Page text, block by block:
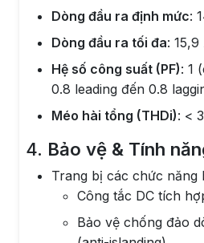
Dòng đầu ra định mức:
Dòng đầu ra tối đa: 15,9
Hệ số công suất (PF): 1
0.8 leading đến 0.8
Méo hài tổng (THDi): <
4. Bảo vệ & Tính
Trang bị các chức năng
Công tắc DC tích
Bảo vệ chống đảo